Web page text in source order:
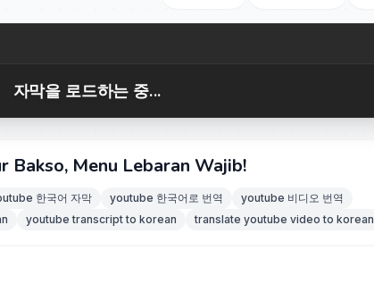
자막을 로드하는 중...
Bakso, Menu Lebaran Wajib!
한국어 자막 youtube 한국어로 번역
youtube 비디오 번역
youtube transcript to korean translate youtube video to korean